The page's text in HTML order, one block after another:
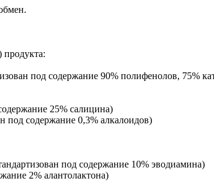
под содержание 90% полифенолов, 75%
25% салицина)
под содержание 0,3% алкалоидов)
под содержание 10% эводиамина)
2% алантолактона)